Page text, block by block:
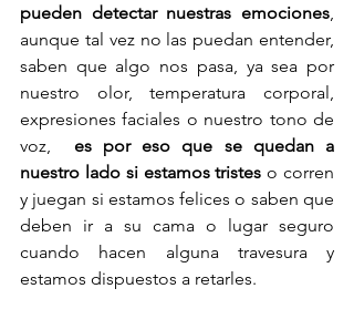
pueden detectar nuestras emociones
aunque tal vez no las puedan entender,
saben que algo nos pasa, ya sea por
nuestro olor, temperatura corporal,
expresiones faciales o nuestro tono de
voz, es por eso que se quedan a
nuestro lado si estamos tristes o corren
y juegan si estamos felices o saben que
deben ir a su cama o lugar seguro
cuando hacen alguna travesura y
estamos dispuestos a retarles.